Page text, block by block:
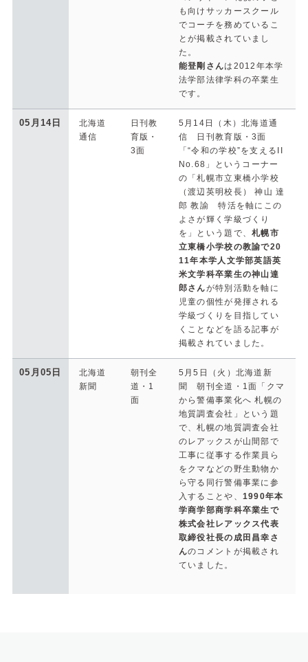
も向けサッカースクール
でコーチを務めているこ
とが掲載されていまし
た。
能登剛さんは2012年本学
法学部法律学科の卒業生
です。
05月14日
北海道
通信
日刊教
育版・
3面
5月14日（木）北海道通
信 日刊教育版・3面
「“令和の学校”を支えるII
No.68」というコーナー
の「札幌市立東橋小学校
（渡辺英明校長） 神山 達
郎 教諭 特活を軸にこの
よさが輝く学級づくり
を」という題で、札幌市
立東橋小学校の教諭で20
11年本学人文学部英語英
米文学科卒業生の神山達
郎さんが特別活動を軸に
児童の個性が発揮される
学級づくりを目指してい
くことなどを語る記事が
掲載されていました。
05月05日
北海道
新聞
朝刊全
道・1
面
5月5日（火）北海道新
聞 朝刊全道・1面「クマ
から警備事業化へ 札幌の
地質調査会社」という題
で、札幌の地質調査会社
のレアックスが山間部で
工事に従事する作業員ら
をクマなどの野生動物か
ら守る同行警備事業に参
入することや、 1990年本
学商学部商学科卒業生で
株式会社レアックス代表
取締役社長の成田昌幸さ
んのコメントが掲載され
ていました。